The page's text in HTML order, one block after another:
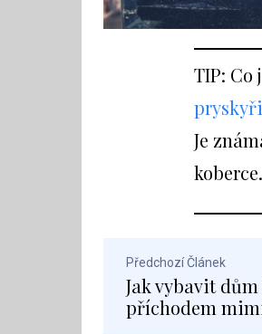
TIP: Co
Je
koberce.
Předchozí Článek
Jak vybavit
příchodem